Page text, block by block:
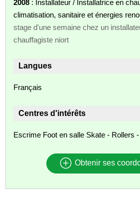
2008 : Installateur / Installatrice en
climatisation, sanitaire et énergies
stage d'une semaine chez un
chauffagiste niort
Langues
Français
Centres d'intérêts
Escrime Foot en salle Skate - Rollers
Obtenir ses